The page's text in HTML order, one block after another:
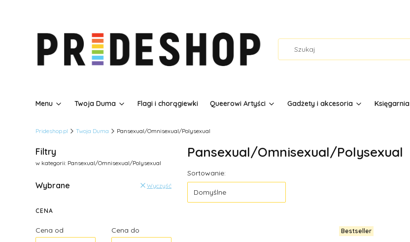
Menu Twoja Duma Flagi i chorągiewki Queerowi Artyści Gadżety i akcesoria Księgarnia
Prideshop.pl Twoja Duma Pansexual/Omnisexual/Polysexual
Filtry
w kategorii: Pansexual/Omnisexual/Polysexual
Wybrane Wyczyść
CENA
Cena od
Cena do
Pansexual/Omnisexual/Polysexual
Lista produktów
Sortowanie:
Domyślne
Bestseller